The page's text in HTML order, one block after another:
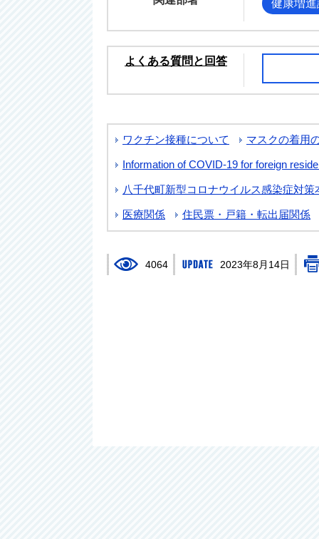
健康増進
よくある質問と回答
ワクチン接種について マスクの着用
Information of COVID-19 for foreign
八千代町新型コロナウイルス感染症対策
医療関係 住民票・戸籍・転出届関係
4064 2023年8月14日